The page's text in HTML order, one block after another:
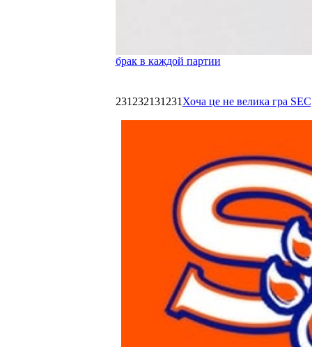
брак в каждой партии
231232131231 Хоча це не велика гра